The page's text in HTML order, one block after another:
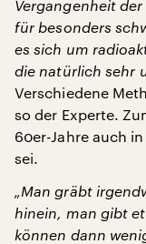
Vergangenheit
für besonders
es sich um
die natürlich sehr
Verschiedene
so der Experte.
60er-Jahre auch
sei.
„Man gräbt
hinein, man gibt
können dann